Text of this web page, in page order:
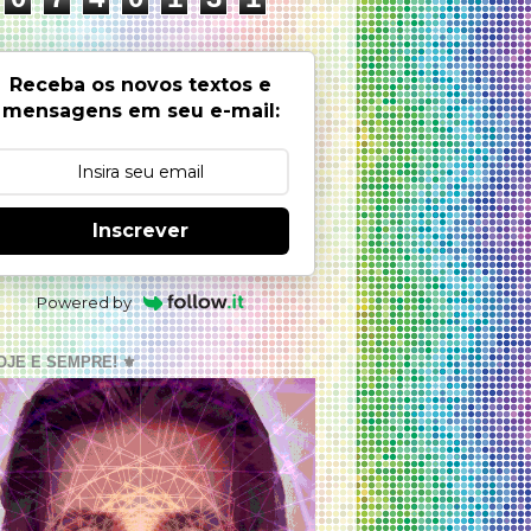
Receba os novos textos e
mensagens em seu e-mail:
Inscrever
Powered by
E SEMPRE! ⚜️